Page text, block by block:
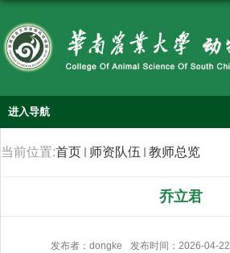
进入导航
当前位置:首页 师资队伍 教师总览
乔立君
发布者：dongke 发布时间：2026-04-22